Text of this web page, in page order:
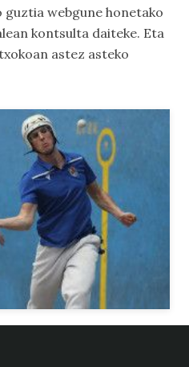
webgune honetako
kontsulta daiteke. Eta
astez asteko